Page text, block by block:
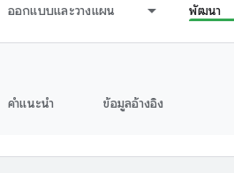
ออกแบบและวางแผน พัฒนา
คำแนะนำ ข้อมูลอ้างอิง